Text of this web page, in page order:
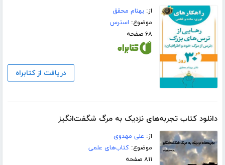
از:بهنام محقق
موضوع: استرس
۶۸ صفحه
دریافت از کتابراه
دانلود کتاب تجربه‌های نزدیک به مرگ شگفت‌انگیز
از: علی مهدوی
موضوع:کتاب‌های علمی
۸۱۱ صفحه